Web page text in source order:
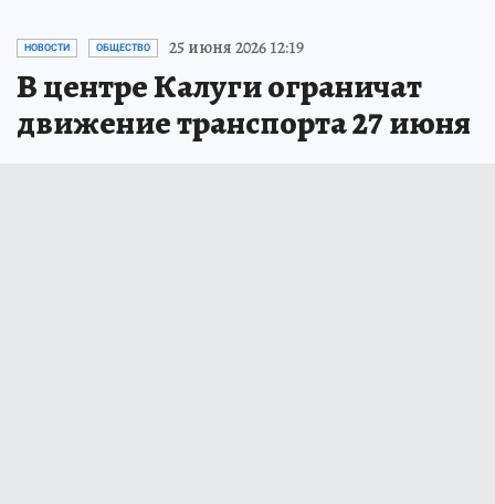
НОВОСТИ ОБЩЕСТВО 25 июня 2026 12:19
В центре Калуги ограничат
движение транспорта 27 июня